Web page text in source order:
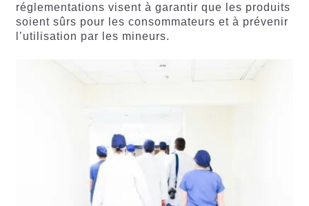
réglementations visent à garantir que les produits
soient sûrs pour les consommateurs et à prévenir
l’utilisation par les mineurs.